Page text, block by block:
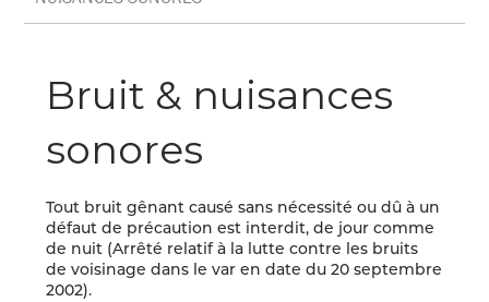
Bruit & nuisances
sonores
Tout bruit gênant causé sans nécessité ou dû à un
défaut de précaution est interdit, de jour comme
de nuit (Arrêté relatif à la lutte contre les bruits
de voisinage dans le var en date du 20 septembre
2002).